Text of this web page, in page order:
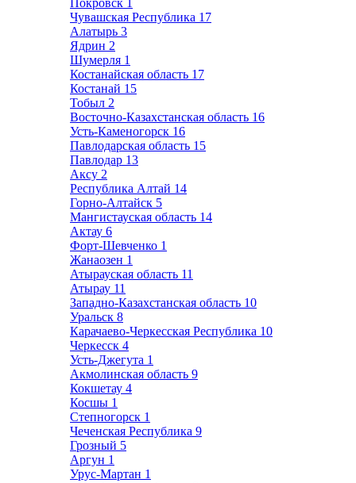
Покровск 1
Чувашская Республика 17
Алатырь 3
Ядрин 2
Шумерля 1
Костанайская область 17
Костанай 15
Тобыл 2
Восточно-Казахстанская область 16
Усть-Каменогорск 16
Павлодарская область 15
Павлодар 13
Аксу 2
Республика Алтай 14
Горно-Алтайск 5
Мангистауская область 14
Актау 6
Форт-Шевченко 1
Жанаозен 1
Атырауская область 11
Атырау 11
Западно-Казахстанская область 10
Уральск 8
Карачаево-Черкесская Республика 10
Черкесск 4
Усть-Джегута 1
Акмолинская область 9
Кокшетау 4
Косшы 1
Степногорск 1
Чеченская Республика 9
Грозный 5
Аргун 1
Урус-Мартан 1